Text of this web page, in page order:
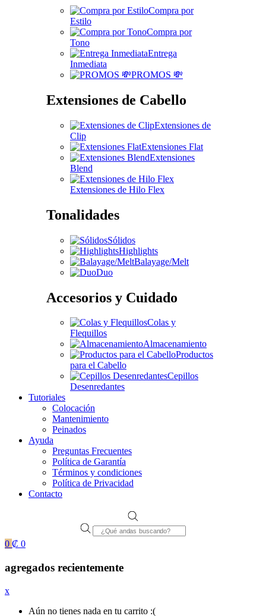
Compra por
Estilo
Compra por
Tono
Entrega
Inmediata
PROMOS 💸
Extensiones de Cabello
Extensiones de
Clip
Extensiones Flat
Extensiones
Blend
Extensiones de Hilo Flex
Tonalidades
Sólidos
Highlights
Balayage/Melt
Duo
Accesorios y Cuidado
Colas y
Flequillos
Almacenamiento
Productos
para el Cabello
Cepillos
Desenredantes
Tutoriales
Colocación
Mantenimiento
Peinados
Ayuda
Preguntas Frecuentes
Política de Garantía
Términos y condiciones
Política de Privacidad
Contacto
Products
search
0 ₡ 0
agregados recientemente
x
Aún no tienes nada en tu carrito :(